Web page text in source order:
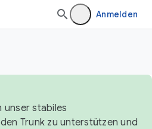
Anmelden
unser stabiles
Trunk zu unterstützen und